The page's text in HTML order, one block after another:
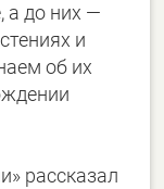
а до них —
и
об их
рассказал